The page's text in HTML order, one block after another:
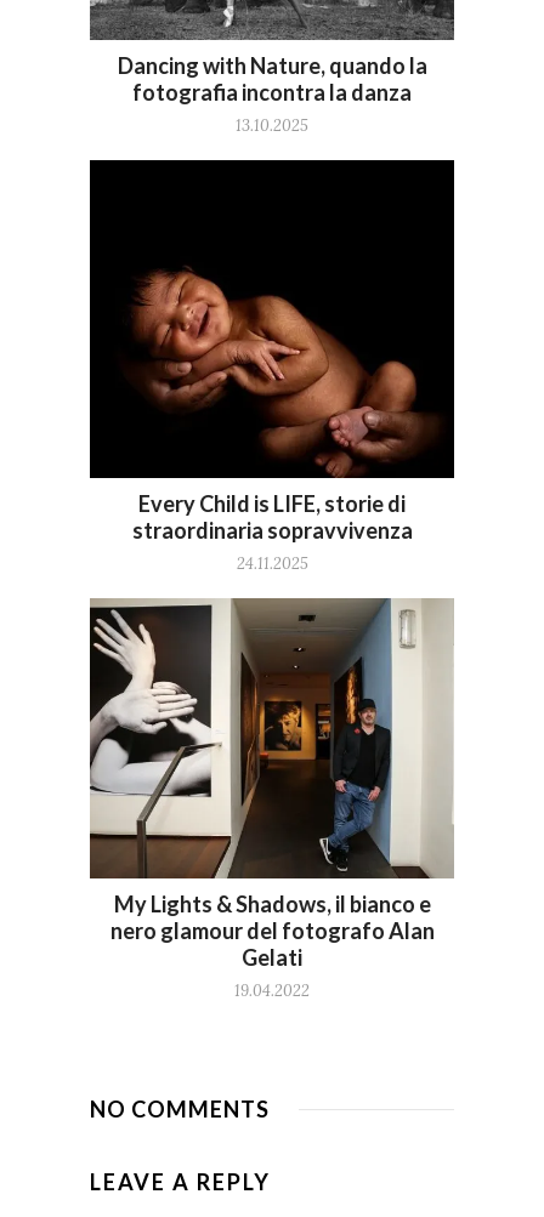
Dancing with Nature, quando la
fotografia incontra la danza
13.10.2025
Every Child is LIFE, storie di
straordinaria sopravvivenza
24.11.2025
My Lights & Shadows, il bianco e
nero glamour del fotografo Alan
Gelati
19.04.2022
NO COMMENTS
LEAVE A REPLY